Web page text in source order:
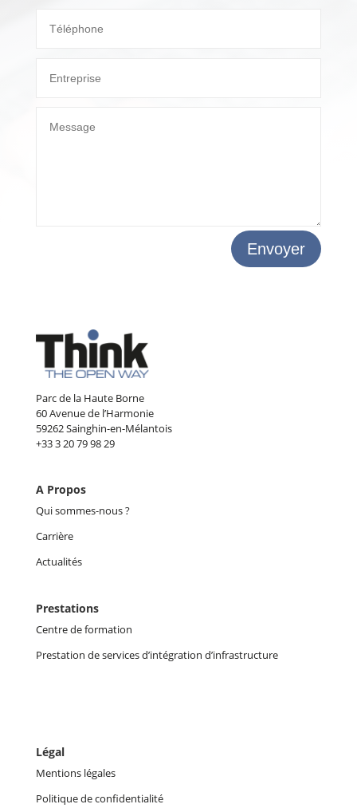
Envoyer
Parc de la Haute Borne
60 Avenue de l’Harmonie
59262 Sainghin-en-Mélantois
+33 3 20 79 98 29
A Propos
Qui sommes-nous ?
Carrière
Actualités
Prestations
Centre de formation
Prestation de services d’intégration d’infrastructure
Légal
Mentions légales
Politique de confidentialité